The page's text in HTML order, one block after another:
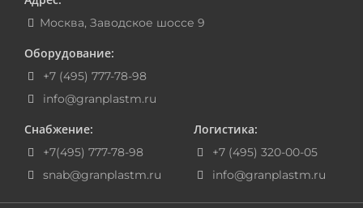
Москва, Заводское шоссе 9
Оборудование:
+7 (495) 777-78-98
info@granplastm.ru
Снабжение:
+7(495) 777-78-98
snab@granplastm.ru
Логистика:
+7 (495) 320-00-05
info@granplastm.ru